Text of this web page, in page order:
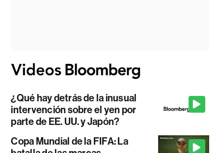
¿Qué hay detrás de la inusual
intervención sobre el yen por
parte de EE. UU. y Japón?
Copa Mundial de la FIFA: La